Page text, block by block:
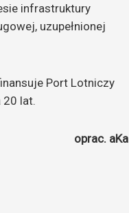
infrastruktury
uzupełnionej
Port Lotniczy
20 lat.
oprac. aKa